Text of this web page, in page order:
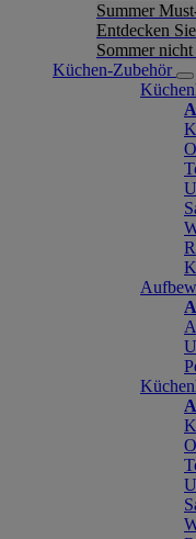
Summer
Entdecken
Sommer
Küchen-Zubehör